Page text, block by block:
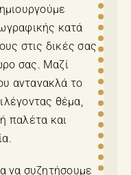
κατά
στις δικές σας
σας. Μαζί
αντανακλά το
θέμα,
παλέτα και
να συζητήσουμε